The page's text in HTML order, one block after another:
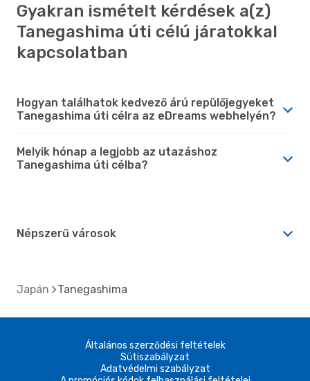
Gyakran ismételt kérdések a(z)
Tanegashima úti célú járatokkal
kapcsolatban
Hogyan találhatok kedvező árú repülőjegyeket
Tanegashima úti célra az eDreams webhelyén?
Melyik hónap a legjobb az utazáshoz
Tanegashima úti célba?
Népszerű városok
Japán Tanegashima
Általános szerződési feltételek
Sütiszabályzat
Adatvédelmi szabályzat